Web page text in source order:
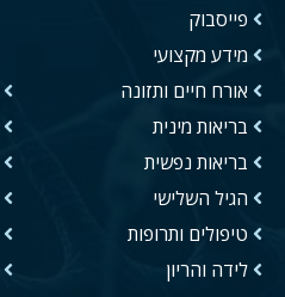
פייסבוק
מידע מקצועי
אורח חיים ותזונה
בריאות מינית
בריאות נפשית
הגיל השלישי
טיפולים ותרופות
לידה והריון